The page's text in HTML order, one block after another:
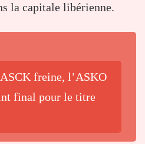
la capitale libérienne.
freine, l’ASKO
final pour le titre